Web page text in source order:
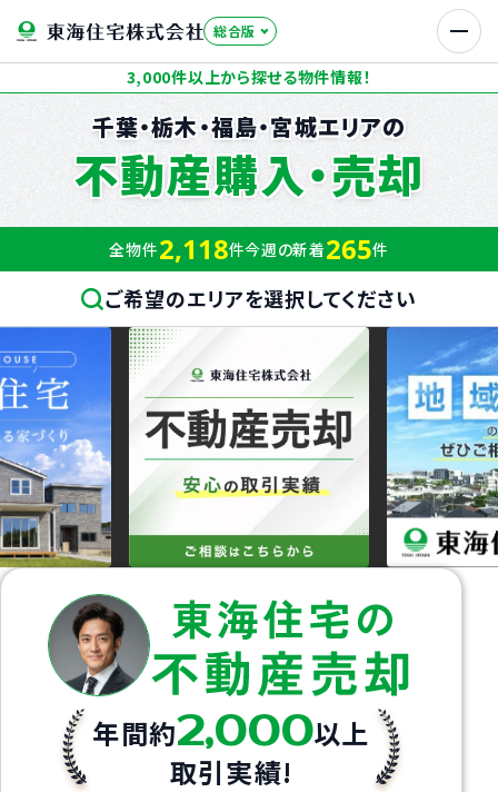
総合版
3,000件以上から探せる物件情報！
千葉・栃木・福島・宮城エリアの
不動産購入・売却
全物件2,118件今週の新着265件
ご希望のエリアを選択してください
千葉エリア 栃木エリア
福島エリア 宮城エリア
年間約2,000以上
取引実績!
SEARCH
お探しの種別を選択
新築戸建て
STEP 2 検索方法を選択
エリアからさがす 沿線・駅からさがす
学区 からさがす 地図からさがす